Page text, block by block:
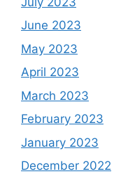
June 2023
May 2023
April 2023
March 2023
February 2023
January 2023
December 2022